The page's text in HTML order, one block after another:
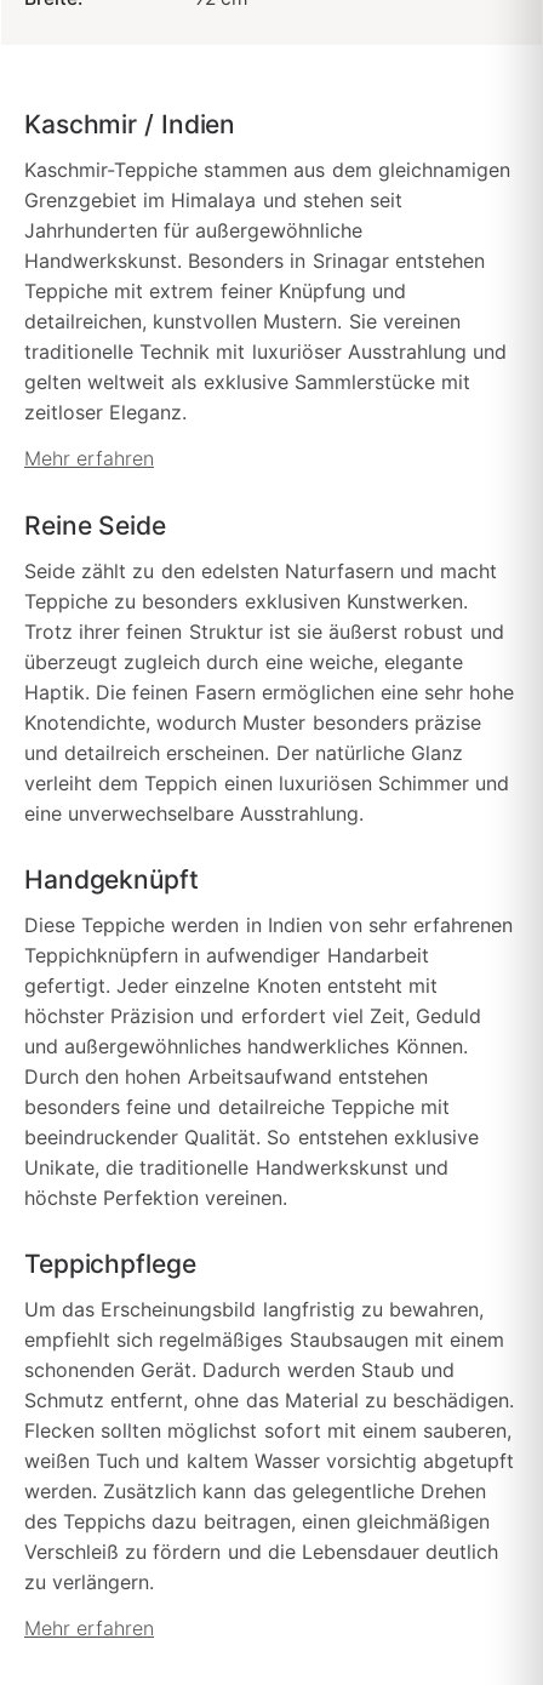
Kaschmir / Indien
Kaschmir-Teppiche stammen aus dem gleichnamigen
Grenzgebiet im Himalaya und stehen seit
Jahrhunderten für außergewöhnliche
Handwerkskunst. Besonders in Srinagar entstehen
Teppiche mit extrem feiner Knüpfung und
detailreichen, kunstvollen Mustern. Sie vereinen
traditionelle Technik mit luxuriöser Ausstrahlung und
gelten weltweit als exklusive Sammlerstücke mit
zeitloser Eleganz.
Mehr erfahren
Reine Seide
Seide zählt zu den edelsten Naturfasern und macht
Teppiche zu besonders exklusiven Kunstwerken.
Trotz ihrer feinen Struktur ist sie äußerst robust und
überzeugt zugleich durch eine weiche, elegante
Haptik. Die feinen Fasern ermöglichen eine sehr hohe
Knotendichte, wodurch Muster besonders präzise
und detailreich erscheinen. Der natürliche Glanz
verleiht dem Teppich einen luxuriösen Schimmer und
eine unverwechselbare Ausstrahlung.
Handgeknüpft
Diese Teppiche werden in Indien von sehr erfahrenen
Teppichknüpfern in aufwendiger Handarbeit
gefertigt. Jeder einzelne Knoten entsteht mit
höchster Präzision und erfordert viel Zeit, Geduld
und außergewöhnliches handwerkliches Können.
Durch den hohen Arbeitsaufwand entstehen
besonders feine und detailreiche Teppiche mit
beeindruckender Qualität. So entstehen exklusive
Unikate, die traditionelle Handwerkskunst und
höchste Perfektion vereinen.
Teppichpflege
Um das Erscheinungsbild langfristig zu bewahren,
empfiehlt sich regelmäßiges Staubsaugen mit einem
schonenden Gerät. Dadurch werden Staub und
Schmutz entfernt, ohne das Material zu beschädigen.
Flecken sollten möglichst sofort mit einem sauberen,
weißen Tuch und kaltem Wasser vorsichtig abgetupft
werden. Zusätzlich kann das gelegentliche Drehen
des Teppichs dazu beitragen, einen gleichmäßigen
Verschleiß zu fördern und die Lebensdauer deutlich
zu verlängern.
Mehr erfahren